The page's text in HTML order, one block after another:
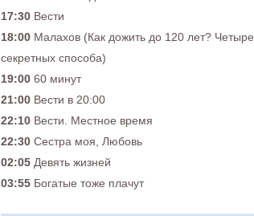
17:30 Вести
18:00 Малахов (Как дожить до 120 лет? Четыре
секретных способа)
19:00 60 минут
21:00 Вести в 20:00
22:10 Вести. Местное время
22:30 Сестра моя, Любовь
02:05 Девять жизней
03:55 Богатые тоже плачут